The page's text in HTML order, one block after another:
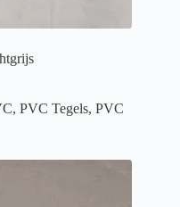
, PVC Tegels, PVC